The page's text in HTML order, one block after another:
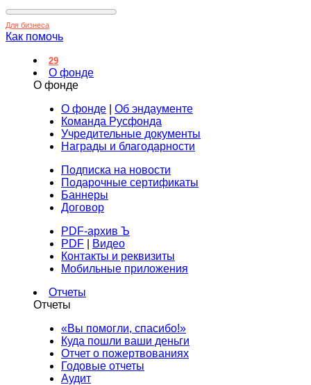
Для бизнеса
Как помочь
29
О фонде
О фонде
О фонде
Об эндаументе
Команда Русфонда
Учредительные документы
Награды и благодарности
Подписка на новости
Подарочные сертификаты
Баннеры
Договор
PDF-архив Ъ
PDF
Видео
Контакты и реквизиты
Мобильные приложения
Отчеты
Отчеты
«Вы помогли, спасибо!»
Куда пошли ваши деньги
Отчет о пожертвованиях
Годовые отчеты
Аудит